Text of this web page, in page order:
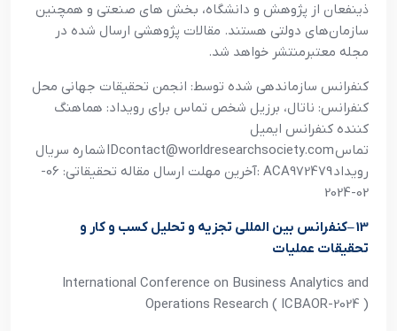
ذينفعان از پژوهش و دانشگاه، بخش هاي صنعتي و همچنين
سازمان‌هاي دولتي هستند. مقالات پژوهشي ارسال شده در
مجله معتبرمنتشر خواهد شد.
کنفرانس سازماندهي شده توسط: انجمن تحقيقات جهاني محل
کنفرانس: ناتال، برزيل شخص تماس براي رويداد: هماهنگ
کننده کنفرانس ايميل
تماسIDcontact@worldresearchsociety.comشماره سريال
رويداد: ACA972479
آخرين مهلت ارسال مقاله تحقيقاتي: 06-
02-2024
13
–کنفرانس بين المللي تجزيه و تحليل کسب و کار و
تحقيقات عمليات
International Conference on Business Analytics and
Operations Research ( ICBAOR-2024 )